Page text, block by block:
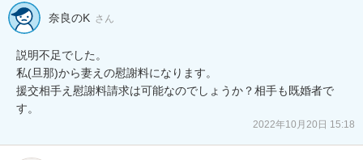
奈良のK さん
説明不足でした。
私(旦那)から妻えの慰謝料になります。
援交相手え慰謝料請求は可能なのでしょうか？相手も既婚者で
す。
2022年10月20日 15:18